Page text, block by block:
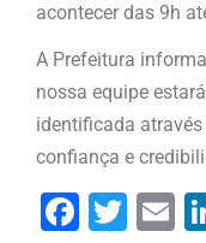
acontecer das 9h
A Prefeitura
nossa equipe
identificada
confiança e